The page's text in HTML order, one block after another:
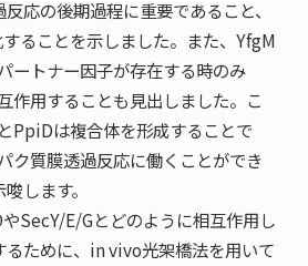
応の後期過程に重要であること、
ることを示しました。また、YfgM
ートナー因子が存在する時のみ
作用することも見出しました。こ
PpiDは複合体を形成することで
ク質膜透過反応に働くことができ
します。
SecY/E/Gとどのように相互作用し
るために、in vivo光架橋法を用いて